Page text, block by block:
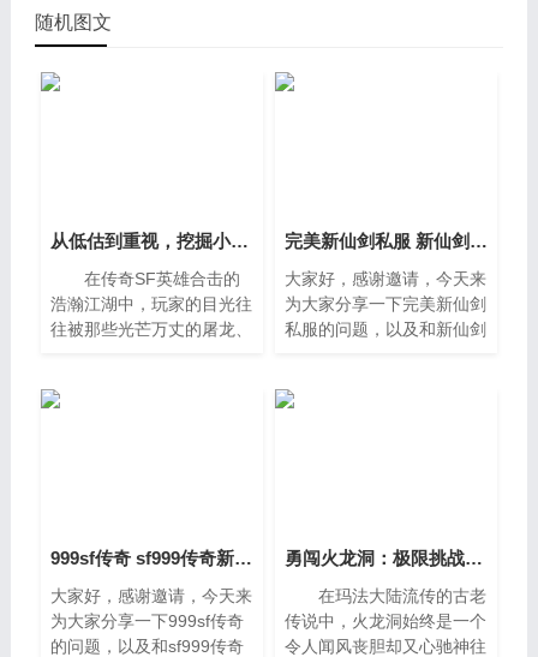
随机图文
从低估到重视，挖掘小首饰的无穷魅力
在传奇SF英雄合击的
浩瀚江湖中，玩家的目光往
往被那些光芒万丈的屠龙、
略了背包角落里那些看似不
完美新仙剑私服 新仙剑一完美图文攻略
大家好，感谢邀请，今天来
为大家分享一下完美新仙剑
私服的问题，以及和新仙剑
话，也没有关系，因为接下
999sf传奇 sf999传奇新服网手机
大家好，感谢邀请，今天来
为大家分享一下999sf传奇
的问题，以及和sf999传奇
勇闯火龙洞：极限挑战与勇者的试炼
在玛法大陆流传的古老
传说中，火龙洞始终是一个
令人闻风丧胆却又心驰神往